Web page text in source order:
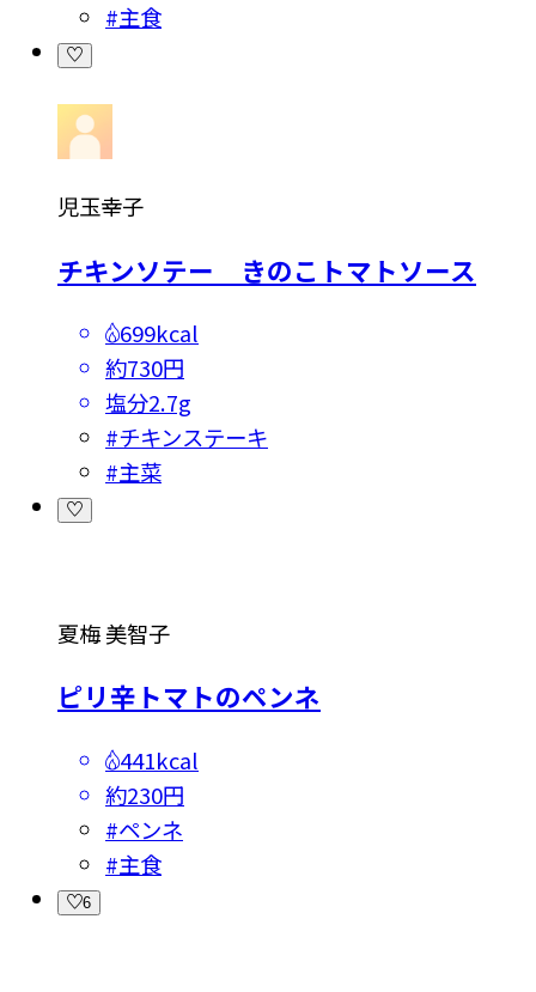
#主食
児玉幸子
チキンソテー きのこトマトソース
699kcal
約730円
塩分2.7g
#チキンステーキ
#主菜
夏梅 美智子
ピリ辛トマトのペンネ
441kcal
約230円
#ペンネ
#主食
6